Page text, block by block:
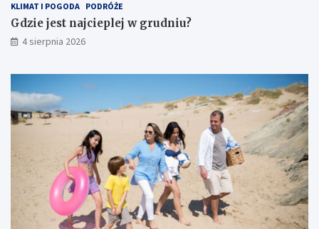
KLIMAT I POGODA PODRÓŻE
Gdzie jest najcieplej w grudniu?
4 sierpnia 2026